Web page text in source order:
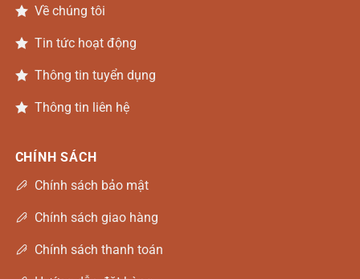
Về chúng tôi
Tin tức hoạt động
Thông tin tuyển dụng
Thông tin liên hệ
CHÍNH SÁCH
Chính sách bảo mật
Chính sách giao hàng
Chính sách thanh toán